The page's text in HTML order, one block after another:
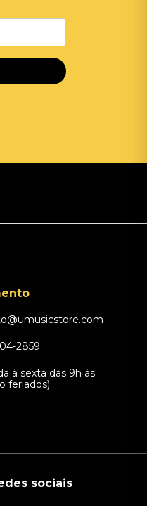
2859
à sexta das 9h às
feriados)
sociais